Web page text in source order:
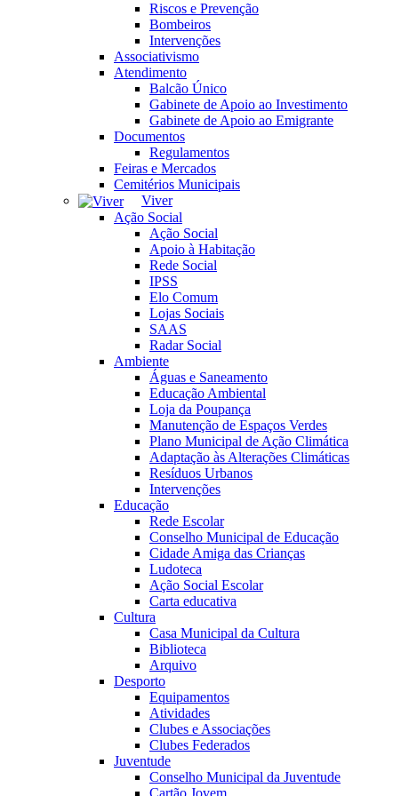
Riscos e Prevenção
Bombeiros
Intervenções
Associativismo
Atendimento
Balcão Único
Gabinete de Apoio ao Investimento
Gabinete de Apoio ao Emigrante
Documentos
Regulamentos
Feiras e Mercados
Cemitérios Municipais
Viver
Ação Social
Ação Social
Apoio à Habitação
Rede Social
IPSS
Elo Comum
Lojas Sociais
SAAS
Radar Social
Ambiente
Águas e Saneamento
Educação Ambiental
Loja da Poupança
Manutenção de Espaços Verdes
Plano Municipal de Ação Climática
Adaptação às Alterações Climáticas
Resíduos Urbanos
Intervenções
Educação
Rede Escolar
Conselho Municipal de Educação
Cidade Amiga das Crianças
Ludoteca
Ação Social Escolar
Carta educativa
Cultura
Casa Municipal da Cultura
Biblioteca
Arquivo
Desporto
Equipamentos
Atividades
Clubes e Associações
Clubes Federados
Juventude
Conselho Municipal da Juventude
Cartão Jovem